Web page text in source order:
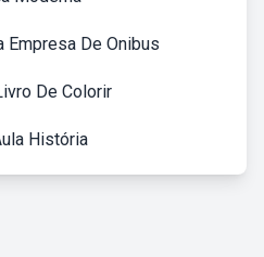
Empresa De Onibus
De Colorir
História